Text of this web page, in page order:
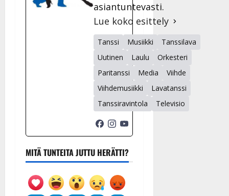
asiantuntevasti.
Lue koko esittely
Tanssi Musiikki
Tanssilava
Uutinen
Laulu
Orkesteri
Paritanssi
Media
Viihde
Viihdemusiikki
Lavatanssi
Tanssiravintola
Televisio
MITÄ TUNTEITA JUTTU HERÄTTI?